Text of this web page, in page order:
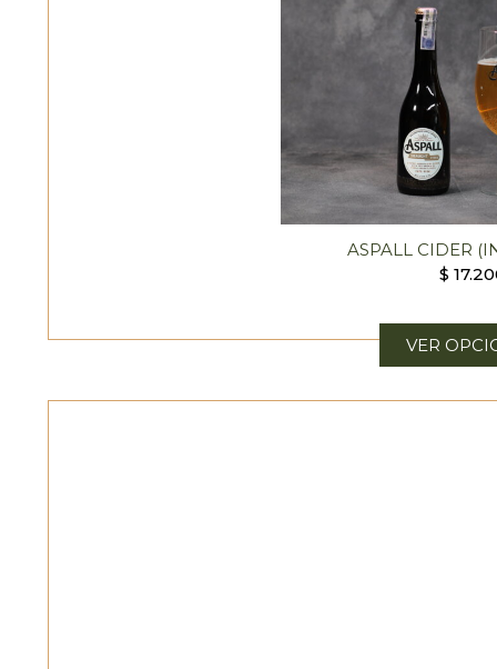
ASPALL CIDER
$
VER